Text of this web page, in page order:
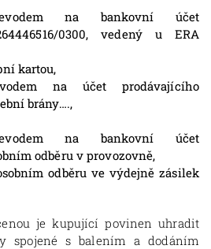
na bankovní účet
0300, vedený u ERA
kartou,
na účet prodávajícího
brány….,
na bankovní účet
odběru v provozovně,
odběru ve výdejně zásilek
je kupující povinen uhradit
spojené s balením a dodáním